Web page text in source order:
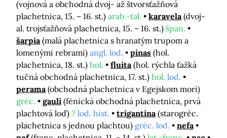
(vojnová a obchodná dvoj- až štvorsťažňová
plachetnica, 15. – 16. st.) arab.-tal. karavela (dvoj-
al. trojsťažňová plachetnica, 15. – 16. st.) špan.
šarpia (malá plachetnica s hranatým trupom a
lomenými rebrami) angl. lod. pinas (hol.
plachetnica, 18. st.) hol. fluita (hol. rýchla ťažká
tučná obchodná plachetnica, 17. st.) hol. lod.
perama (obchodná plachetnica v Egejskom mori)
gréc.
gauli (fénická obchodná plachetnica, prvá
plachtová loď) ? lod. hist. trigantína (starogréc.
plachetnica s jednou plachtou) gréc. lod.
nefa